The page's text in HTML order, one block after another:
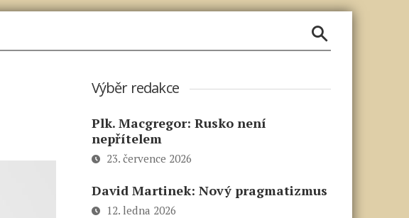
Výběr redakce
Plk. Macgregor: Rusko není
nepřítelem
23. července 2026
David Martinek: Nový pragmatizmus
12. ledna 2026